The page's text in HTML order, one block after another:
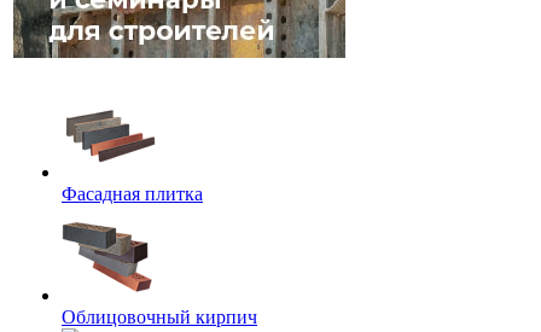
Фасадная плитка
Облицовочный кирпич